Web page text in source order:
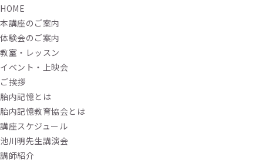
HOME
本講座のご案内
体験会のご案内
教室・レッスン
イベント・上映会
ご挨拶
胎内記憶とは
胎内記憶教育協会とは
講座スケジュール
池川明先生講演会
講師紹介